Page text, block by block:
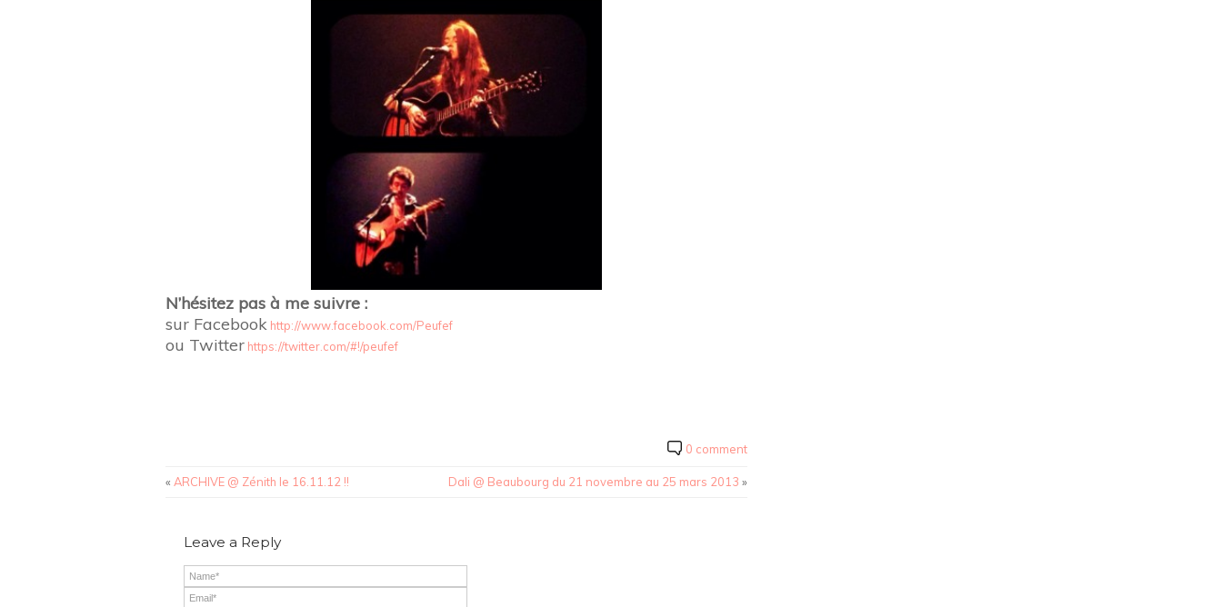
N’hésitez pas à me suivre :
sur Facebook http://www.facebook.com/Peufef
ou Twitter https://twitter.com/#!/peufef
0 comment
« ARCHIVE @ Zénith le 16.11.12 !! Dali @ Beaubourg du 21 novembre au 25 mars 2013 »
Leave a Reply